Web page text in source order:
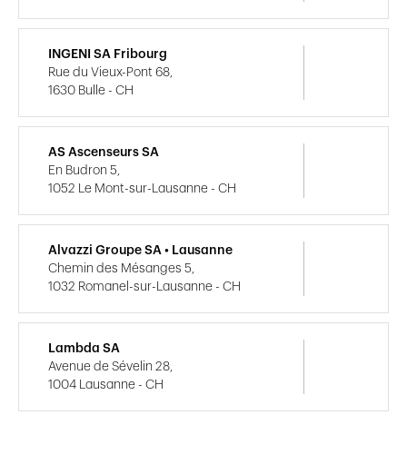
INGENI SA Fribourg
Rue du Vieux-Pont 68,
1630 Bulle - CH
AS Ascenseurs SA
En Budron 5,
1052 Le Mont-sur-Lausanne - CH
Alvazzi Groupe SA • Lausanne
Chemin des Mésanges 5,
1032 Romanel-sur-Lausanne - CH
Lambda SA
Avenue de Sévelin 28,
1004 Lausanne - CH